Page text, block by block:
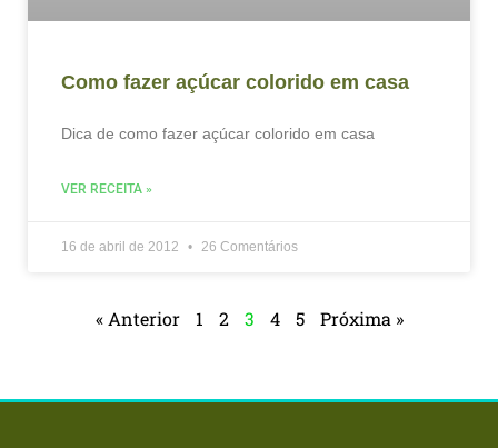
Como fazer açúcar colorido em casa
Dica de como fazer açúcar colorido em casa
VER RECEITA »
16 de abril de 2012 26 Comentários
« Anterior 1 2 3 4 5 Próxima »